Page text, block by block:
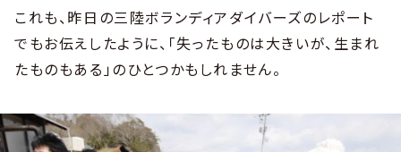
これも、昨日の三陸ボランディアダイバーズのレポート
でもお伝えしたように、「失ったものは大きいが、生まれ
たものもある」のひとつかもしれません。